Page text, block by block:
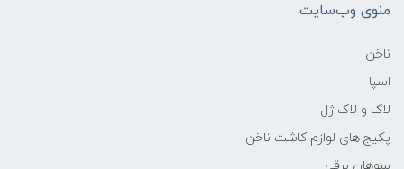
منوی وب‌سایت
ناخن
اسپا
لاک و لاک ژل
پکیج های لوازم کاشت ناخن